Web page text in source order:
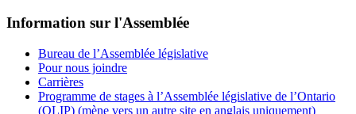
Information sur l'Assemblée
Bureau de l’Assemblée législative
Pour nous joindre
Carrières
Programme de stages à l’Assemblée législative de l’Ontario
(OLIP) (mène vers un autre site en anglais uniquement)